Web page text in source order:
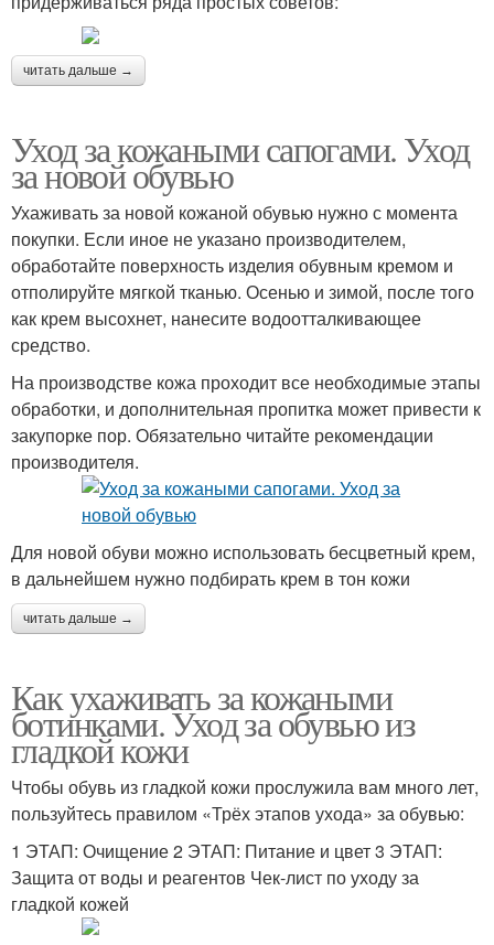
читать дальше →
Уход за кожаными сапогами. Уход
за новой обувью
Ухаживать за новой кожаной обувью нужно с момента
покупки. Если иное не указано производителем,
обработайте поверхность изделия обувным кремом и
отполируйте мягкой тканью. Осенью и зимой, после того
как крем высохнет, нанесите водоотталкивающее
средство.
На производстве кожа проходит все необходимые этапы
обработки, и дополнительная пропитка может привести к
закупорке пор. Обязательно читайте рекомендации
производителя.
Для новой обуви можно использовать бесцветный крем,
в дальнейшем нужно подбирать крем в тон кожи
читать дальше →
Как ухаживать за кожаными
ботинками. Уход за обувью из
гладкой кожи
Чтобы обувь из гладкой кожи прослужила вам много лет,
пользуйтесь правилом «Трёх этапов ухода» за обувью:
1 ЭТАП: Очищение 2 ЭТАП: Питание и цвет 3 ЭТАП:
Защита от воды и реагентов Чек-лист по уходу за
гладкой кожей